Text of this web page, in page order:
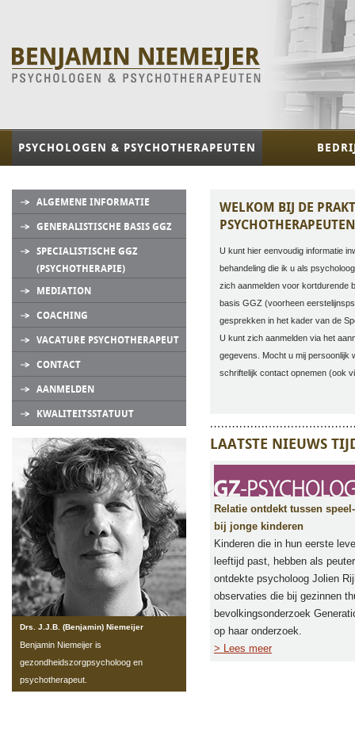
PSYCHOLOGEN & PSYCHOTHERAPEUTEN
ALGEMENE INFORMATIE
GENERALISTISCHE BASIS GGZ
SPECIALISTISCHE GGZ
(PSYCHOTHERAPIE)
MEDIATION
COACHING
VACATURE PSYCHOTHERAPEUT
CONTACT
AANMELDEN
KWALITEITSSTATUUT
Drs. J.J.B. (Benjamin) Niemeijer
Benjamin Niemeijer is
gezondheidszorgpsycholoog en
psychotherapeut.
WELKOM BIJ DE
U kunt hier eenvoudig informatie
behandeling die ik u als
zich aanmelden voor kortdurende
basis GGZ (voorheen
gesprekken in het kader van de
U kunt zich aanmelden via het
gegevens. Mocht u mij persoonlijk
schriftelijk contact opnemen (ook
LAATSTE NIEUWS
Relatie ontdekt tussen
bij jonge kinderen
Kinderen die in hun eerste
leeftijd past, hebben als
ontdekte psycholoog Jolien
observaties die bij gezinnen
bevolkingsonderzoek
op haar onderzoek.
> Lees meer